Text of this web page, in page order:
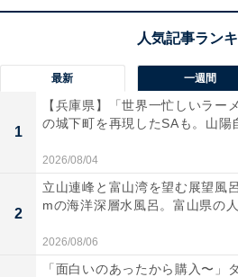
また、相手によって受け取り方
で、TPOに合わせて言葉を使い
最新 一週間
1
【兵庫県】「世界一忙しいラー
の城下町を再現したSAも。山陽
2026/08/04
2
立山連峰と富山湾を望む展望風
mの海洋深層水風呂。富山県の
2026/08/06
「面白いのあったから購入〜」